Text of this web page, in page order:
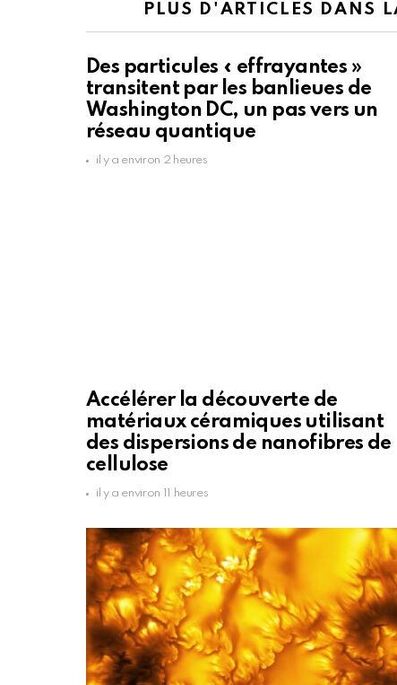
PLUS D'ARTICLES DANS
Des particules « effrayantes »
transitent par les banlieues de
Washington DC, un pas vers un
réseau quantique
il y a environ 2 heures
Accélérer la découverte de
matériaux céramiques utilisant
des dispersions de nanofibres de
cellulose
il y a environ 11 heures